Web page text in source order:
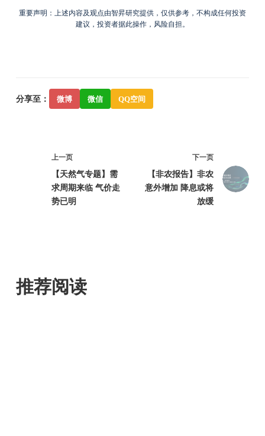
重要声明：上述内容及观点由智昇研究提供，仅供参考，不构成任何投资
建议，投资者据此操作，风险自担。
分享至： 微博 微信 QQ空间
上一页
【天然气专题】需
求周期来临 气价走
势已明
下一页
【非农报告】非农
意外增加 降息或将
放缓
推荐阅读